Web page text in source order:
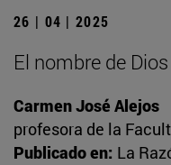
26 | 04 | 2025
El nombre de
Carmen José Alejos
profesora de la
Publicado en: La